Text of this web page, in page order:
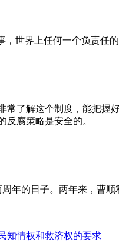
世界上任何一个负责任
常了解这个制度，能把
反腐策略是安全的。
年的日子。两年来，曹
知情权和救济权的要求